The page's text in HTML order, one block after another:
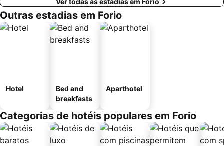
Ver todas as estadias em Forio
Outras estadias em Forio
Hotel
Bed and
breakfasts
Aparthotel
Categorias de hotéis populares em Forio